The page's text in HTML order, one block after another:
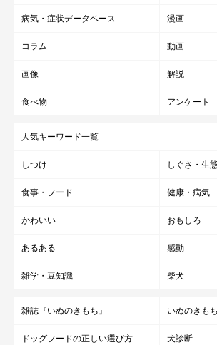
病気・症状データベース 漫画
コラム 動画
画像 解説
食べ物 アンケート
人気キーワード一覧
しつけ しぐさ・生
食事・フード 健康・病気
かわいい おもしろ
あるある 感動
雑学・豆知識 柴犬
雑誌『いぬのきもち』 いぬのきも
ドッグフードの正しい選び方 犬診断